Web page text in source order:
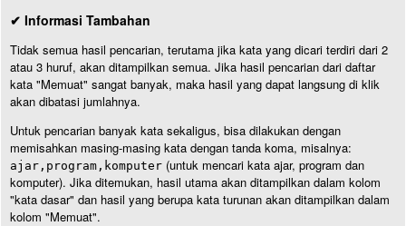
✔ Informasi Tambahan
Tidak semua hasil pencarian, terutama jika kata yang dicari terdiri dari 2
atau 3 huruf, akan ditampilkan semua. Jika hasil pencarian dari daftar
kata "Memuat" sangat banyak, maka hasil yang dapat langsung di klik
akan dibatasi jumlahnya.
Untuk pencarian banyak kata sekaligus, bisa dilakukan dengan
memisahkan masing-masing kata dengan tanda koma, misalnya:
ajar,program,komputer (untuk mencari kata ajar, program dan
komputer). Jika ditemukan, hasil utama akan ditampilkan dalam kolom
"kata dasar" dan hasil yang berupa kata turunan akan ditampilkan dalam
kolom "Memuat".